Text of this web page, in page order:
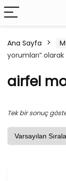
Ana Sayfa
yorumları”
airfel
Tek bir sonuç